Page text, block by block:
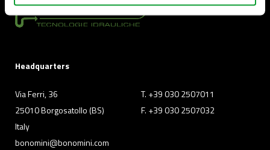
cookie potranno essere implementati ad esclusione di
quelli tecnici che sono necessari per il funzionamento del
verranno installati i soli cookie necessari al
ti invitiamo a consultare le "Informazioni sui Cookie" qui
sopra.
Headquarters
Via Ferri, 36
25010 Borgosatollo (BS)
Italy
T. +39 030 2507011
F. +39 030 2507032
bonomini@bonomini.com